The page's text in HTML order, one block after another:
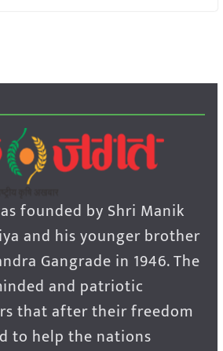
founded by Shri Manik
and his younger brother
Gangrade in 1946. The
and patriotic
that after their freedom
to help the nations